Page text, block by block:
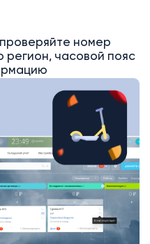
номер
регион, часовой пояс